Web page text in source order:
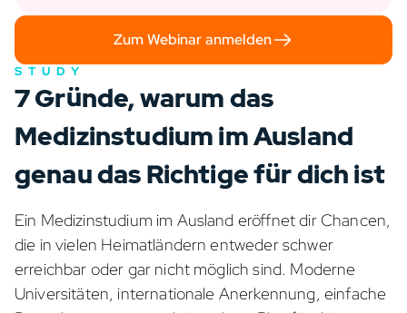
Zum Webinar anmelden
STUDY
7 Gründe, warum das
Medizinstudium im Ausland
genau das Richtige für dich ist
Ein Medizinstudium im Ausland eröffnet dir Chancen,
die in vielen Heimatländern entweder schwer
erreichbar oder gar nicht möglich sind. Moderne
Universitäten, internationale Anerkennung, einfache